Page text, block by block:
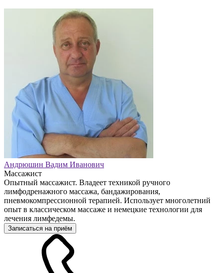
Андрюшин Вадим Иванович
Массажист
Опытный массажист. Владеет техникой ручного
лимфодренажного массажа, бандажирования,
пневмокомпрессионной терапией. Использует многолетний
опыт в классическом массаже и немецкие технологии для
лечения лимфедемы.
Записаться на приём